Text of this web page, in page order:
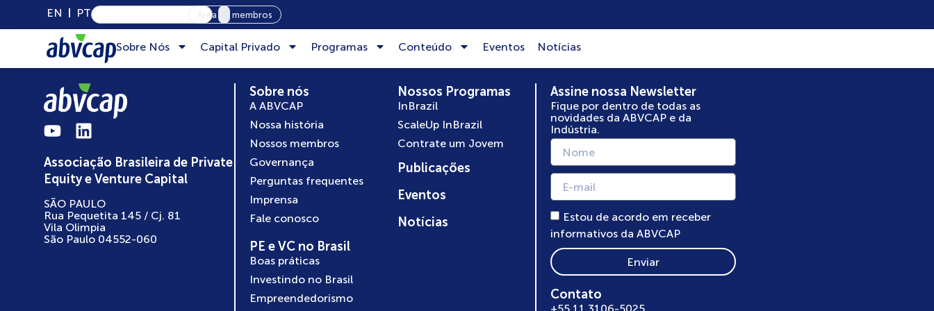
EN PT Área de membros
Sobre Nós Capital Privado Programas Conteúdo Eventos Notícias
Associação Brasileira de Private
Equity e Venture Capital
SÃO PAULO
Rua Pequetita 145 / Cj. 81
Vila Olimpia
São Paulo 04552-060
Sobre nós
A ABVCAP
Nossa história
Nossos membros
Governança
Perguntas frequentes
Imprensa
Fale conosco
PE e VC no Brasil
Boas práticas
Investindo no Brasil
Empreendedorismo
Nossos Programas
InBrazil
ScaleUp InBrazil
Contrate um Jovem
Publicações
Eventos
Notícias
Assine nossa Newsletter
Fique por dentro de todas as
novidades da ABVCAP e da
Indústria.
Estou de acordo em receber
informativos da ABVCAP
Enviar
Contato